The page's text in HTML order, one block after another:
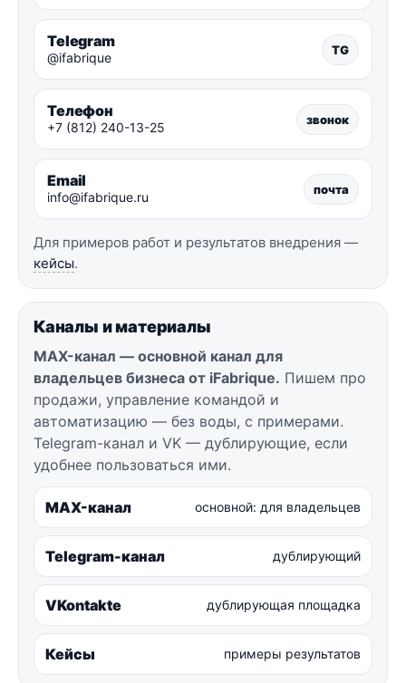
Telegram
@ifabrique
TG
Телефон
+7 (812) 240-13-25
звонок
Email
info@ifabrique.ru
почта
Для примеров работ и результатов внедрения —
кейсы.
Каналы и материалы
MAX-канал — основной канал для
владельцев бизнеса от iFabrique. Пишем про
продажи, управление командой и
автоматизацию — без воды, с примерами.
Telegram-канал и VK — дублирующие, если
удобнее пользоваться ими.
MAX-канал основной: для владельцев
Telegram-канал дублирующий
VKontakte дублирующая площадка
Кейсы примеры результатов